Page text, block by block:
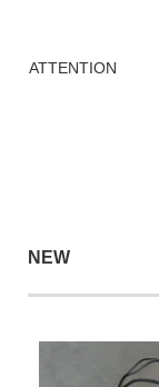
ATTENTION
NEW